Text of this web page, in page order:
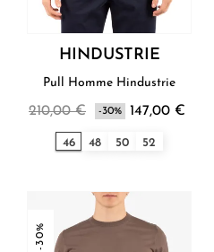
HINDUSTRIE
Pull Homme Hindustrie
210,00 € -30% 147,00 €
46 48 50 52
-30%